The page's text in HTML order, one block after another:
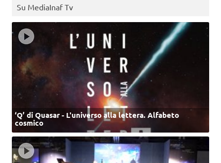
Su MediaInaf Tv
‘Q’ di Quasar - L'universo alla lettera. Alfabeto
cosmico